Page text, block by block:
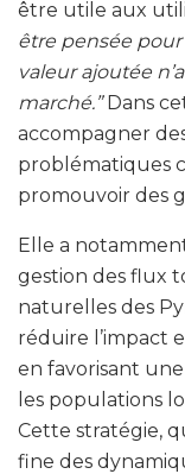
être utile aux
être pensée
valeur ajoutée
marché.”Dans
accompagner
problématiques
promouvoir des
Elle a
gestion des flux
naturelles des
réduire l’impact
en favorisant
les populations
Cette stratégie,
fine des